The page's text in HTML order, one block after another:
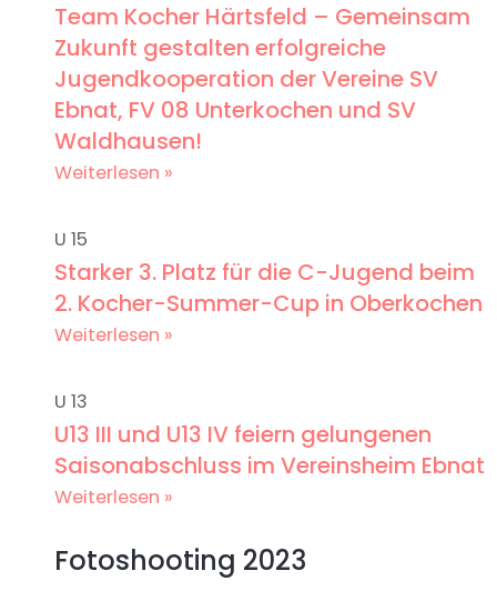
Team Kocher Härtsfeld – Gemeinsam
Zukunft gestalten erfolgreiche
Jugendkooperation der Vereine SV
Ebnat, FV 08 Unterkochen und SV
Waldhausen!
Weiterlesen »
U 15
Starker 3. Platz für die C-Jugend beim
2. Kocher-Summer-Cup in Oberkochen
Weiterlesen »
U 13
U13 III und U13 IV feiern gelungenen
Saisonabschluss im Vereinsheim Ebnat
Weiterlesen »
Fotoshooting 2023